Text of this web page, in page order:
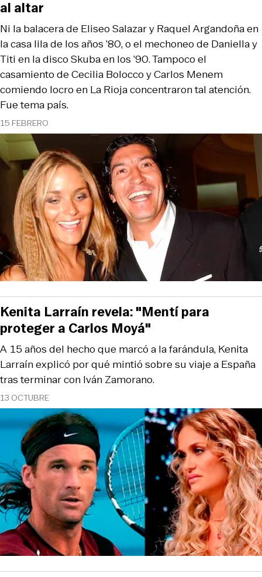
15 FEBRERO
Ni la balacera de Eliseo Salazar y Raquel Argandoña en
la casa lila de los años ’80, o el mechoneo de Daniella y
Titi en la disco Skuba en los ’90. Tampoco el
casamiento de Cecilia Bolocco y Carlos Menem
comiendo locro en La Rioja concentraron tal atención.
Fue tema país.
al altar
13 OCTUBRE
A 15 años del hecho que marcó a la farándula, Kenita
Larraín explicó por qué mintió sobre su viaje a España
tras terminar con Iván Zamorano.
Kenita Larraín revela: "Mentí para
proteger a Carlos Moyá"